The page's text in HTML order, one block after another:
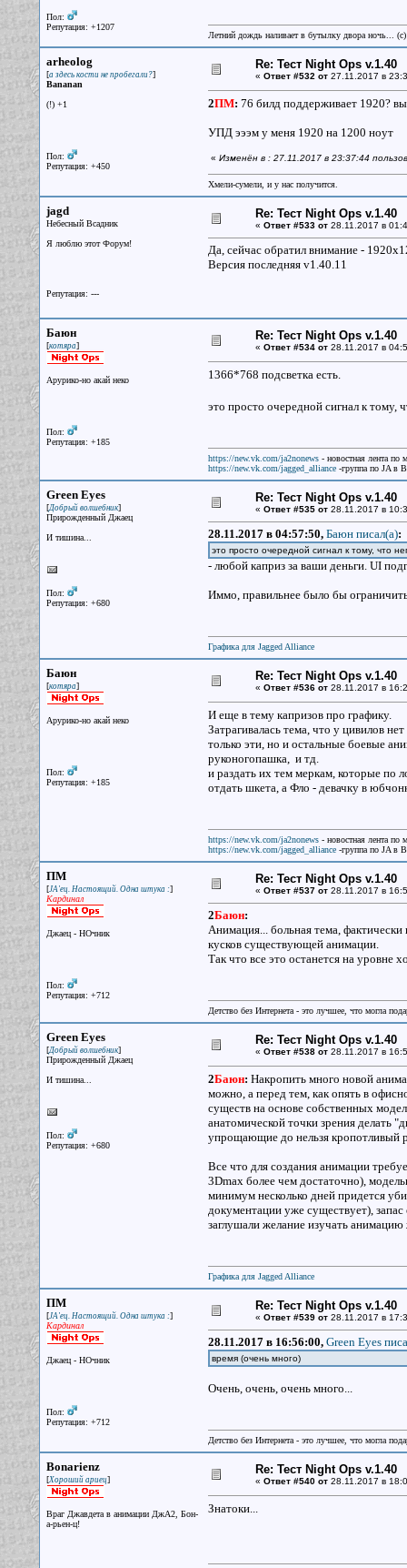
Пол:
Репутация: +1207
Летний дождь наливает в бутылку двора ночь...
arheolog
[а здесь кости не пробегали?]
Bananan
(!) +1
Пол:
Репутация: +450
Re: Тест Night Ops v.1.40
« Ответ #532 от27.11.2017 в
2ПМ: 76 билд поддерживает 1920?
УПД эээм у меня 1920 на 1200 ноут
« Изменён в : 27.11.2017 в 23:37:44
Хмели-сумели, и у нас получится.
jagd
Небесный Всадник
Я люблю этот Форум!
Репутация: ---
Re: Тест Night Ops v.1.40
« Ответ #533 от28.11.2017 в
Да, сейчас обратил внимание -
Версия последняя v1.40.11
Баюн
[котяра]
Арурико-но акай неко
Пол:
Репутация: +185
Re: Тест Night Ops v.1.40
« Ответ #534 от28.11.2017 в
1366*768 подсветка есть.
это просто очередной сигнал к
https://new.vk.com/ja2nonews- новостная лента по
https://new.vk.com/jagged_alliance-группа по JA в
Green Eyes
[Добрый волшебник]
Прирожденный Джаец
И тишина...
Пол:
Репутация: +680
Re: Тест Night Ops v.1.40
« Ответ #535 от28.11.2017 в
28.11.2017 в 04:57:50, Баюн писал(a):
это просто очередной сигнал к тому, что
- любой каприз за ваши деньги. UI
Иммо, правильнее было бы
Графика для Jagged Alliance
Баюн
[котяра]
Арурико-но акай неко
Пол:
Репутация: +185
Re: Тест Night Ops v.1.40
« Ответ #536 от28.11.2017 в
И еще в тему капризов про графику.
Затрагивалась тема, что у цивилов
только эти, но и остальные боевые
руконогопашка, и тд.
и раздать их тем меркам, которые
отдать шкета, а Фло - девачку в
https://new.vk.com/ja2nonews- новостная лента по
https://new.vk.com/jagged_alliance-группа по JA в
ПМ
[JA'ец. Настоящий. Одна штука :]
Кардинал
Джаец - НОчник
Пол:
Репутация: +712
Re: Тест Night Ops v.1.40
« Ответ #537 от28.11.2017 в
2Баюн:
Анимация... больная тема,
кусков существующей анимации.
Так что все это останется на уровне
Детство без Интернета - это лучшее, что могла
Green Eyes
[Добрый волшебник]
Прирожденный Джаец
И тишина...
Пол:
Репутация: +680
Re: Тест Night Ops v.1.40
« Ответ #538 от28.11.2017 в
2Баюн: Накропить много новой
можно, а перед тем, как опять в
существ на основе собственных
анатомической точки зрения делать
упрощающие до нельзя кропотливый
Все что для создания анимации
3Dmax более чем достаточно),
минимум несколько дней придется
документации уже существует),
заглушали желание изучать
Графика для Jagged Alliance
ПМ
[JA'ец. Настоящий. Одна штука :]
Кардинал
Джаец - НОчник
Пол:
Репутация: +712
Re: Тест Night Ops v.1.40
« Ответ #539 от28.11.2017 в
28.11.2017 в 16:56:00, Green Eyes
время (очень много)
Очень, очень, очень много...
Детство без Интернета - это лучшее, что могла
Bonarienz
[Хороший ариец]
Враг Джавдета в анимации ДжА2, Бон-
а-рьен-ц!
Re: Тест Night Ops v.1.40
« Ответ #540 от28.11.2017 в
Знатоки...